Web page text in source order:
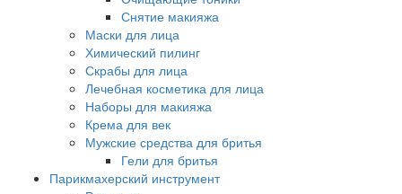
Снятие макияжа
Маски для лица
Химический пилинг
Скрабы для лица
Лечебная косметика для лица
Наборы для макияжа
Крема для век
Мужские средства для бритья
Гели для бритья
Парикмахерский инструмент